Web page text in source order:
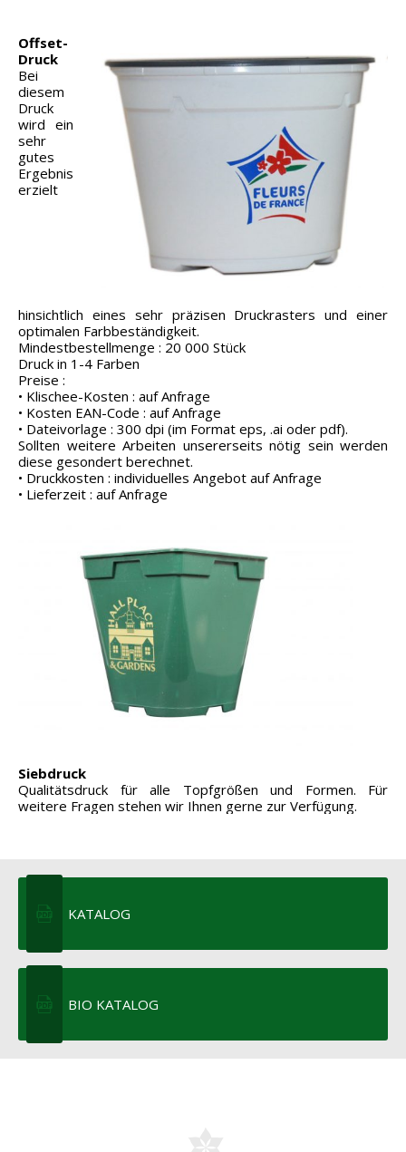
Offset-
Druck
Bei
diesem
Druck
wird ein
sehr
gutes
Ergebnis
erzielt
hinsichtlich eines sehr präzisen Druckrasters und einer
optimalen Farbbeständigkeit.
Mindestbestellmenge : 20 000 Stück
Druck in 1-4 Farben
Preise :
• Klischee-Kosten : auf Anfrage
• Kosten EAN-Code : auf Anfrage
• Dateivorlage : 300 dpi (im Format eps, .ai oder pdf).
Sollten weitere Arbeiten unsererseits nötig sein werden
diese gesondert berechnet.
• Druckkosten : individuelles Angebot auf Anfrage
• Lieferzeit : auf Anfrage
Siebdruck
Qualitätsdruck für alle Topfgrößen und Formen. Für
weitere Fragen stehen wir Ihnen gerne zur Verfügung.
KATALOG
BIO KATALOG